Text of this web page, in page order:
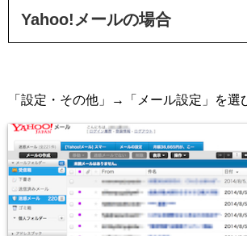
Yahoo!メールの場合
「設定・その他」→「メール設定」を選